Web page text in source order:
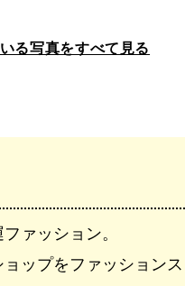
る写真をすべて見る
ァッション。
ップをファッション